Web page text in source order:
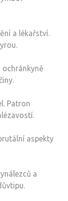
a lékařství.
ochránkyně
Patron
aspekty
a